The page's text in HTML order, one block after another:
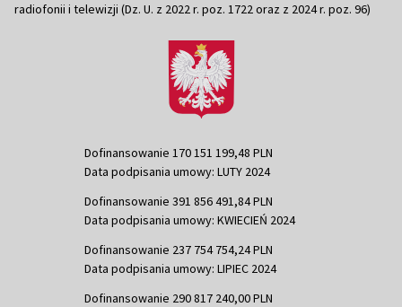
radiofonii i telewizji (Dz. U. z 2022 r. poz. 1722 oraz z 2024 r. poz. 96)
Dofinansowanie 170 151 199,48 PLN
Data podpisania umowy: LUTY 2024
Dofinansowanie 391 856 491,84 PLN
Data podpisania umowy: KWIECIEŃ 2024
Dofinansowanie 237 754 754,24 PLN
Data podpisania umowy: LIPIEC 2024
Dofinansowanie 290 817 240,00 PLN